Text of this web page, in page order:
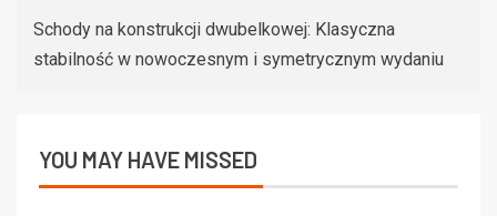
Schody na konstrukcji dwubelkowej: Klasyczna
stabilność w nowoczesnym i symetrycznym wydaniu
YOU MAY HAVE MISSED